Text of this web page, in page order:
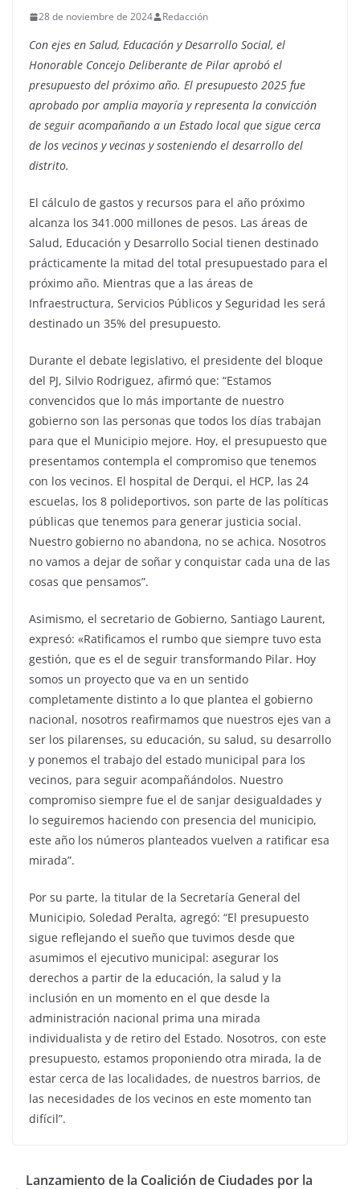
28 de noviembre de 2024 Redacción
Con ejes en Salud, Educación y Desarrollo Social, el
Honorable Concejo Deliberante de Pilar aprobó el
presupuesto del próximo año. El presupuesto 2025 fue
aprobado por amplia mayoría y representa la convicción
de seguir acompañando a un Estado local que sigue cerca
de los vecinos y vecinas y sosteniendo el desarrollo del
distrito.
El cálculo de gastos y recursos para el año próximo
alcanza los 341.000 millones de pesos. Las áreas de
Salud, Educación y Desarrollo Social tienen destinado
prácticamente la mitad del total presupuestado para el
próximo año. Mientras que a las áreas de
Infraestructura, Servicios Públicos y Seguridad les será
destinado un 35% del presupuesto.
Durante el debate legislativo, el presidente del bloque
del PJ, Silvio Rodriguez, afirmó que: “Estamos
convencidos que lo más importante de nuestro
gobierno son las personas que todos los días trabajan
para que el Municipio mejore. Hoy, el presupuesto que
presentamos contempla el compromiso que tenemos
con los vecinos. El hospital de Derqui, el HCP, las 24
escuelas, los 8 polideportivos, son parte de las políticas
públicas que tenemos para generar justicia social.
Nuestro gobierno no abandona, no se achica. Nosotros
no vamos a dejar de soñar y conquistar cada una de las
cosas que pensamos”.
Asimismo, el secretario de Gobierno, Santiago Laurent,
expresó: «Ratificamos el rumbo que siempre tuvo esta
gestión, que es el de seguir transformando Pilar. Hoy
somos un proyecto que va en un sentido
completamente distinto a lo que plantea el gobierno
nacional, nosotros reafirmamos que nuestros ejes van a
ser los pilarenses, su educación, su salud, su desarrollo
y ponemos el trabajo del estado municipal para los
vecinos, para seguir acompañándolos. Nuestro
compromiso siempre fue el de sanjar desigualdades y
lo seguiremos haciendo con presencia del municipio,
este año los números planteados vuelven a ratificar esa
mirada”.
Por su parte, la titular de la Secretaría General del
Municipio, Soledad Peralta, agregó: “El presupuesto
sigue reflejando el sueño que tuvimos desde que
asumimos el ejecutivo municipal: asegurar los
derechos a partir de la educación, la salud y la
inclusión en un momento en el que desde la
administración nacional prima una mirada
individualista y de retiro del Estado. Nosotros, con este
presupuesto, estamos proponiendo otra mirada, la de
estar cerca de las localidades, de nuestros barrios, de
las necesidades de los vecinos en este momento tan
difícil”.
Lanzamiento de la Coalición de Ciudades por la